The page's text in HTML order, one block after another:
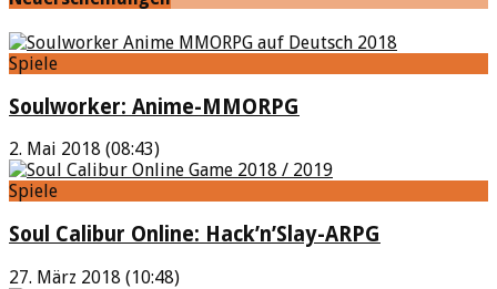
Spiele
Soulworker: Anime-MMORPG
2. Mai 2018 (08:43)
Spiele
Soul Calibur Online: Hack’n’Slay-ARPG
27. März 2018 (10:48)